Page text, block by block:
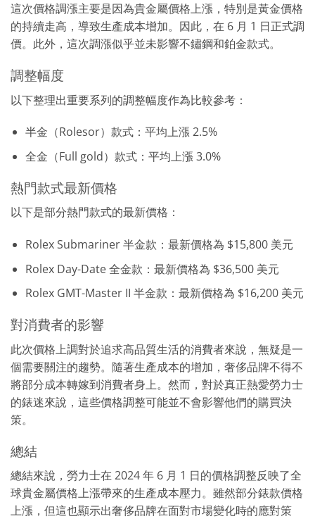
這次價格調漲主要是因為貴金屬價格上漲，特別是黃金價格
的持續走高，導致生產成本增加。因此，在 6 月 1 日正式調
價。此外，這次調漲似乎並未影響不鏽鋼和鉑金款式。
調整幅度
以下整理出重要系列的調整幅度作為比較參考：
半金（Rolesor）款式：平均上漲 2.5%
全金（Full gold）款式：平均上漲 3.0%
熱門款式最新價格
以下是部分熱門款式的最新價格：
Rolex Submariner 半金款：最新價格為 $15,800 美元
Rolex Day-Date 全金款：最新價格為 $36,500 美元
Rolex GMT-Master II 半金款：最新價格為 $16,200 美元
對消費者的影響
此次價格上調對於追求高品質生活的消費者來說，無疑是一
個需要關注的趨勢。隨著生產成本的增加，奢侈品牌不得不
將部分成本轉嫁到消費者身上。然而，對於真正熱愛勞力士
的錶迷來說，這些價格調整可能並不會影響他們的購買決
策。
總結
總結來說，勞力士在 2024 年 6 月 1 日的價格調整反映了全
球貴金屬價格上漲帶來的生產成本壓力。雖然部分錶款價格
上漲，但這也顯示出奢侈品牌在面對市場變化時的應對策